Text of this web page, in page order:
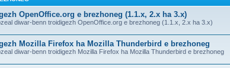
OpenOffice.org e brezhoneg (1.1.x, 2.x ha 3.x)
diwar-benn troidigezh OpenOffice.org e brezhoneg (1.1.x, 2.x ha 3.x)
Mozilla Firefox ha Mozilla Thunderbird e brezhoneg
diwar-benn troidigezh Mozilla Firefox ha Mozilla Thunderbird e brezhoneg